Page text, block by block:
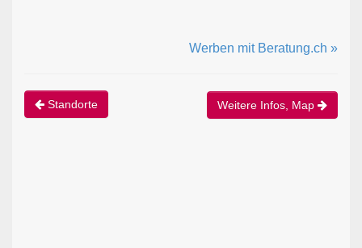
Werben mit Beratung.ch »
Standorte Weitere Infos, Map